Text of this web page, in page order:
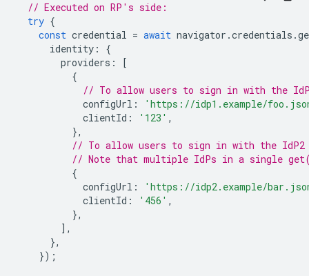
// Executed on RP's side:
try {
const credential = await navigator .credentials .
identity :
{
providers :
[
{
// To allow users to sign in with the
configUrl :
'https://idp1.example/
clientId : '123' ,
},
// To allow users to sign in with the IdP2
// Note that multiple IdPs in a single get()
{
configUrl :
'https://idp2.example/
clientId : '456' ,
},
],
},
});